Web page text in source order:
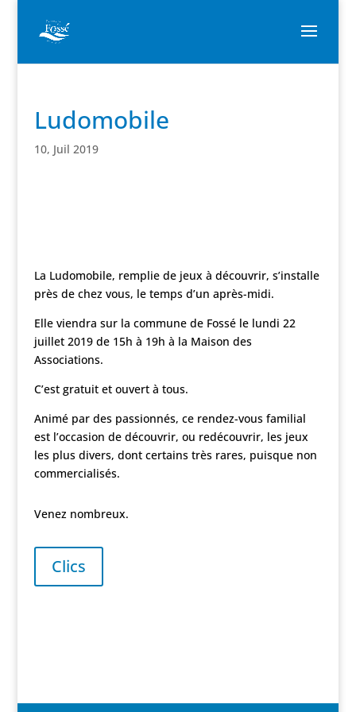
Ludomobile
10, Juil 2019
La Ludomobile, remplie de jeux à découvrir, s’installe
près de chez vous, le temps d’un après-midi.
Elle viendra sur la commune de Fossé le lundi 22
juillet 2019 de 15h à 19h à la Maison des
Associations.
C’est gratuit et ouvert à tous.
Animé par des passionnés, ce rendez-vous familial
est l’occasion de découvrir, ou redécouvrir, les jeux
les plus divers, dont certains très rares, puisque non
commercialisés.
Venez nombreux.
Clics